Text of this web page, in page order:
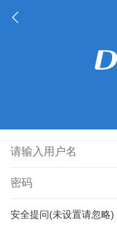
安全提问(未设置请忽略)